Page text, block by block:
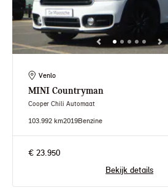
Venlo
MINI Countryman
Cooper Chili Automaat
103.992 km2019Benzine
€ 23.950
Bekijk details